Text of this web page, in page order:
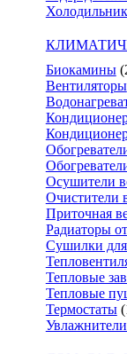
Биокамины
Вентиляторы
Осушители
Очистители
Приточная
Радиаторы
Сушилки
Тепловые
Тепловые
Термостаты